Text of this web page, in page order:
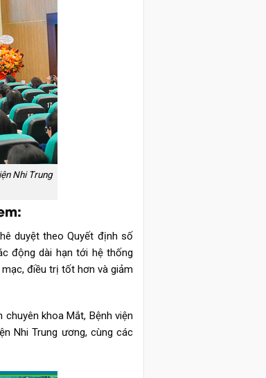
Nhi Trung
duyệt theo Quyết định số
động dài hạn tới hệ thống
điều trị tốt hơn và giảm
khoa Mắt, Bệnh viện
Nhi Trung ương, cùng các